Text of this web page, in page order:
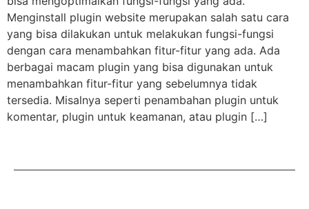
Menginstall plugin website merupakan salah satu cara
yang bisa dilakukan untuk melakukan fungsi-fungsi
dengan cara menambahkan fitur-fitur yang ada. Ada
berbagai macam plugin yang bisa digunakan untuk
menambahkan fitur-fitur yang sebelumnya tidak
tersedia. Misalnya seperti penambahan plugin untuk
komentar, plugin untuk keamanan, atau plugin […]